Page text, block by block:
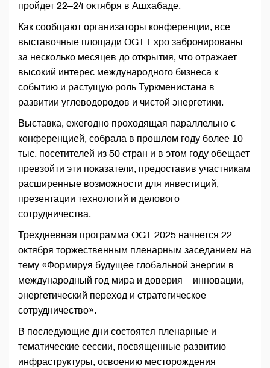
пройдет 22–24 октября в Ашхабаде.
Как сообщают организаторы конференции, все
выставочные площади OGT Expo забронированы
за несколько месяцев до открытия, что отражает
высокий интерес международного бизнеса к
событию и растущую роль Туркменистана в
развитии углеводородов и чистой энергетики.
Выставка, ежегодно проходящая параллельно с
конференцией, собрала в прошлом году более 10
тыс. посетителей из 50 стран и в этом году обещает
превзойти эти показатели, предоставив участникам
расширенные возможности для инвестиций,
презентации технологий и делового
сотрудничества.
Трехдневная программа OGT 2025 начнется 22
октября торжественным пленарным заседанием на
тему «Формируя будущее глобальной энергии в
международный год мира и доверия – инновации,
энергетический переход и стратегическое
сотрудничество».
В последующие дни состоятся пленарные и
тематические сессии, посвященные развитию
инфраструктуры, освоению месторождения